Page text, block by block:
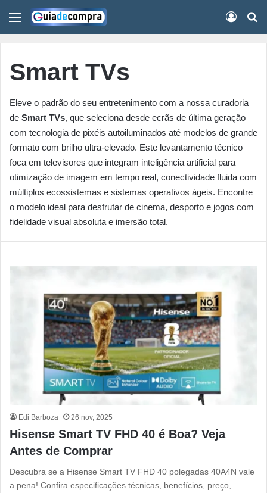
Menu
Smart TVs
Eleve o padrão do seu entretenimento com a nossa curadoria
de Smart TVs, que seleciona desde ecrãs de última geração
com tecnologia de pixéis autoiluminados até modelos de grande
formato com brilho ultra-elevado. Este levantamento técnico
foca em televisores que integram inteligência artificial para
otimização de imagem em tempo real, conectividade fluida com
múltiplos ecossistemas e sistemas operativos ágeis. Encontre
o modelo ideal para desfrutar de cinema, desporto e jogos com
fidelidade visual absoluta e imersão total.
Edi Barboza 26 nov, 2025
Hisense Smart TV FHD 40 é Boa? Veja
Antes de Comprar
Descubra se a Hisense Smart TV FHD 40 polegadas 40A4N vale
a pena! Confira especificações técnicas, benefícios, preço,